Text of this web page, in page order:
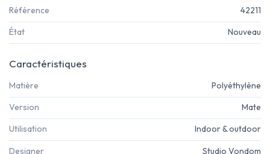
Référence 42211
État Nouveau
Caractéristiques
Matière Polyéthylène
Version Mate
Utilisation Indoor & outdoor
Designer Studio Vondom